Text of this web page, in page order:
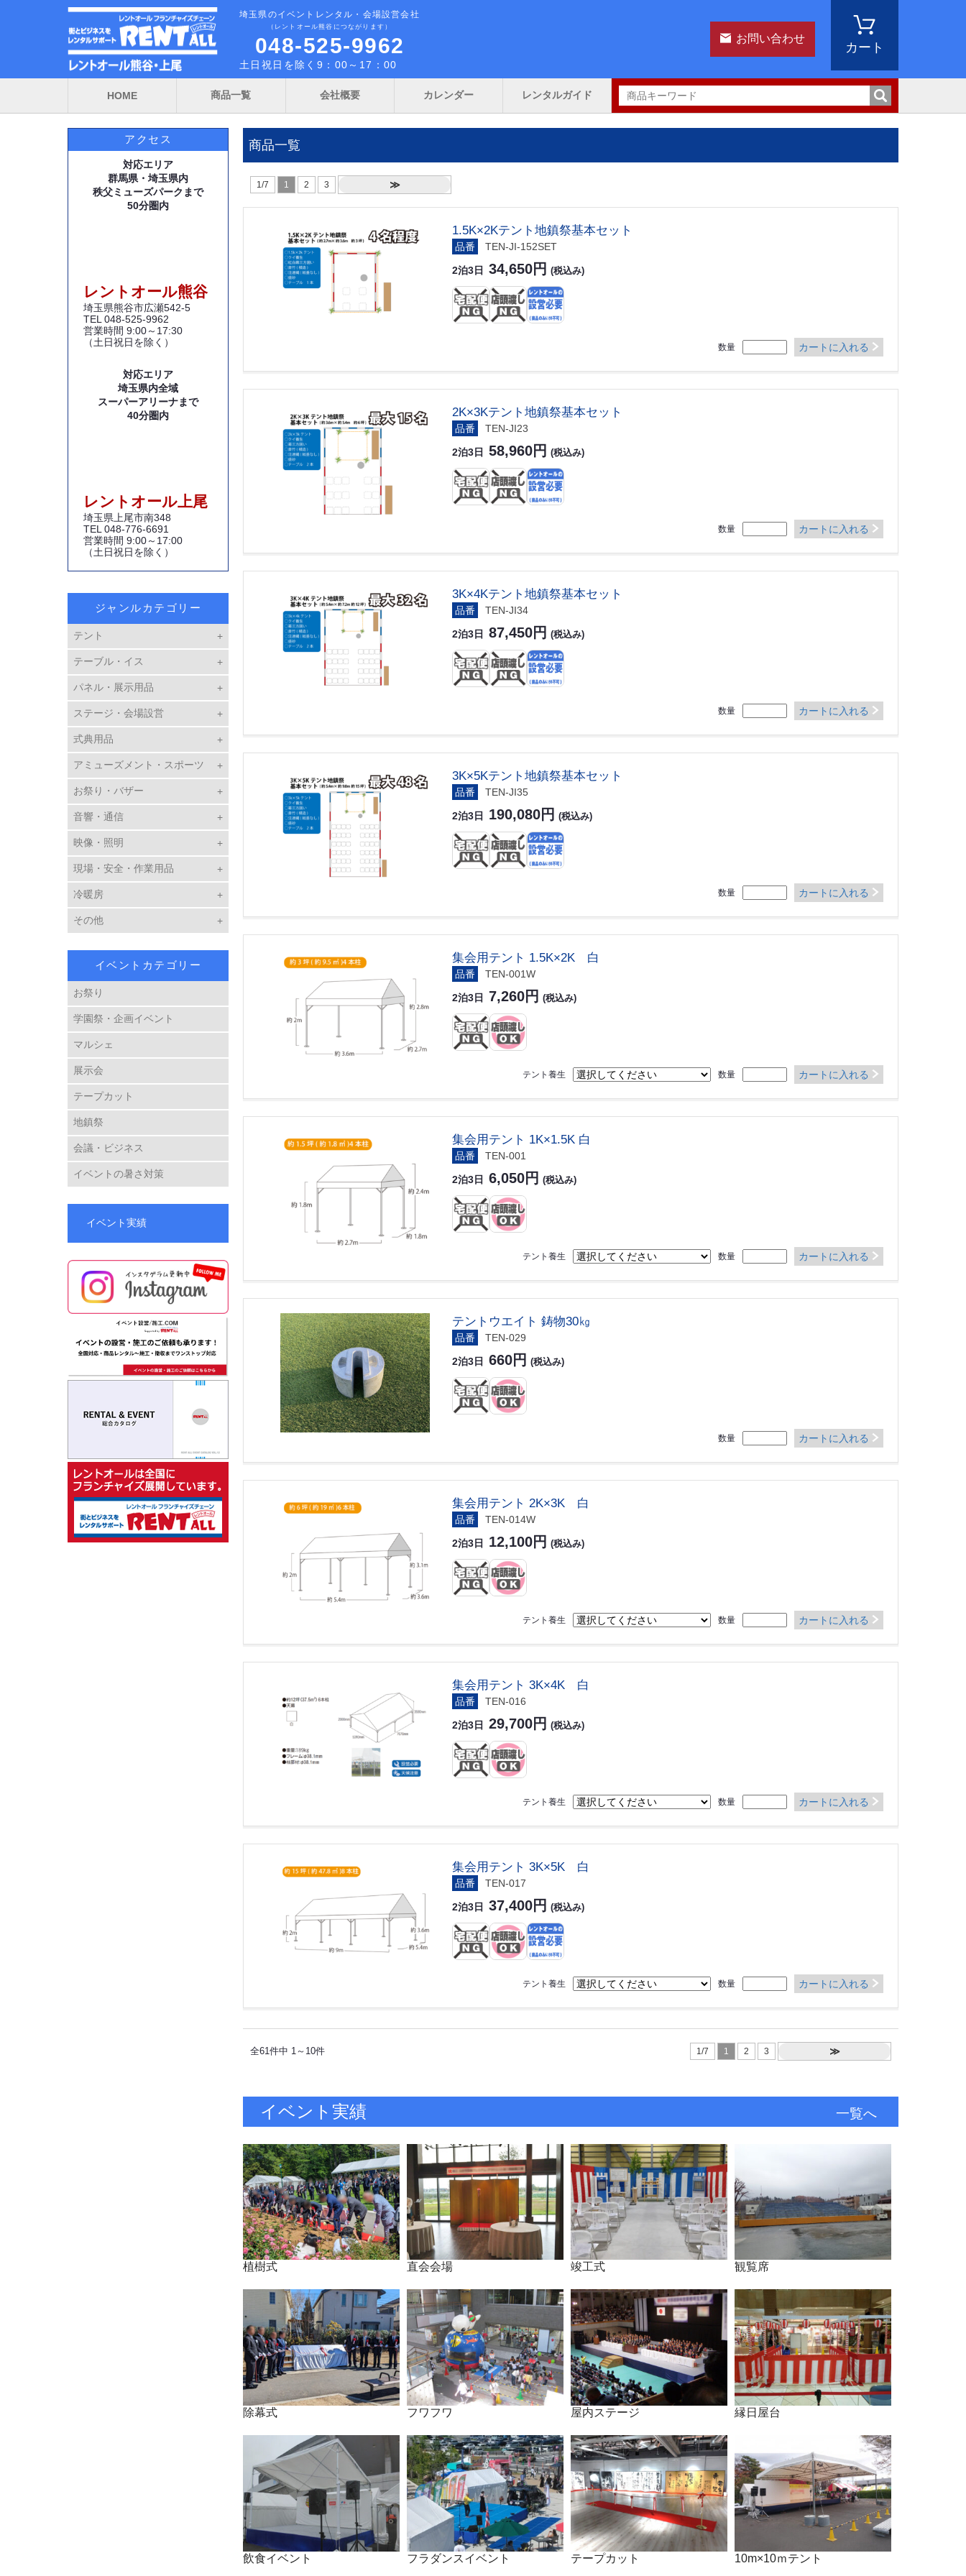
埼玉県のイベントレンタル・会場設営会社
（レントオール熊谷につながります）
048-525-9962
土日祝日を除く9：00～17：00
お問い合わせ
カート
HOME 商品一覧 会社概要 カレンダー レンタルガイド
アクセス
対応エリア
群馬県・埼玉県内
秩父ミューズパークまで
50分圏内
レントオール熊谷
埼玉県熊谷市広瀬542-5
TEL 048-525-9962
営業時間 9:00～17:30
（土日祝日を除く）
対応エリア
埼玉県内全域
スーパーアリーナまで
40分圏内
レントオール上尾
埼玉県上尾市南348
TEL 048-776-6691
営業時間 9:00～17:00
（土日祝日を除く）
ジャンルカテゴリー
テント
テーブル・イス
パネル・展示用品
ステージ・会場設営
式典用品
アミューズメント・スポーツ
お祭り・バザー
音響・通信
映像・照明
現場・安全・作業用品
冷暖房
その他
イベントカテゴリー
お祭り
学園祭・企画イベント
マルシェ
展示会
テープカット
地鎮祭
会議・ビジネス
イベントの暑さ対策
イベント実績
商品一覧
1/7 1 2 3 ≫
1.5K×2Kテント地鎮祭基本セット
品番 TEN-JI-152SET
2泊3日 34,650円 (税込み)
数量 カートに入れる
2K×3Kテント地鎮祭基本セット
品番 TEN-JI23
2泊3日 58,960円 (税込み)
数量 カートに入れる
3K×4Kテント地鎮祭基本セット
品番 TEN-JI34
2泊3日 87,450円 (税込み)
数量 カートに入れる
3K×5Kテント地鎮祭基本セット
品番 TEN-JI35
2泊3日 190,080円 (税込み)
数量 カートに入れる
集会用テント 1.5K×2K 白
品番 TEN-001W
2泊3日 7,260円 (税込み)
テント養生 数量 カートに入れる
集会用テント 1K×1.5K 白
品番 TEN-001
2泊3日 6,050円 (税込み)
テント養生 数量 カートに入れる
テントウエイト 鋳物30㎏
品番 TEN-029
2泊3日 660円 (税込み)
数量 カートに入れる
集会用テント 2K×3K 白
品番 TEN-014W
2泊3日 12,100円 (税込み)
テント養生 数量 カートに入れる
集会用テント 3K×4K 白
品番 TEN-016
2泊3日 29,700円 (税込み)
テント養生 数量 カートに入れる
集会用テント 3K×5K 白
品番 TEN-017
2泊3日 37,400円 (税込み)
テント養生 数量 カートに入れる
全61件中 1～10件 1/7 1 2 3 ≫
イベント実績 一覧へ
植樹式 直会会場 竣工式 観覧席
除幕式 フワフワ 屋内ステージ 縁日屋台
飲食イベント フラダンスイベント テープカット 10m×10ｍテント